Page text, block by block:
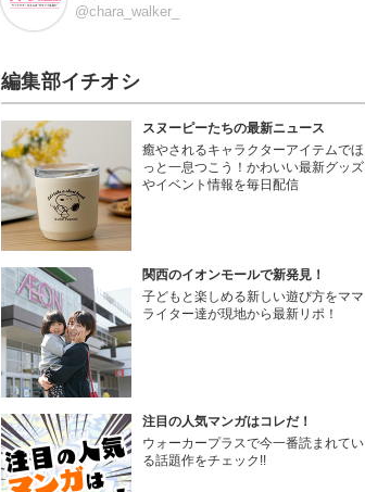
@chara_walker_
編集部イチオシ
スヌーピーたちの最新ニュース
癒やされるキャラクターアイテムでほ
っと一息つこう！かわいい最新グッズ
やイベント情報を毎日配信
関西のイオンモールで新発見！
子どもと楽しめる新しい遊び方をママ
ライター達が現地から最新リポ！
注目の人気マンガはコレだ！
ウォーカープラスで今一番読まれてい
る話題作をチェック!!